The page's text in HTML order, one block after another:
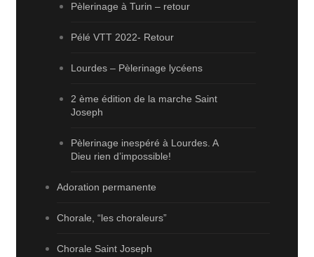
Pèlerinage à Turin – retour
Pélé VTT 2022- Retour
Lourdes – Pèlerinage lycéens
2 ème édition de la marche Saint
Joseph
Pèlerinage inespéré à Lourdes. A
Dieu rien d’impossible!
Adoration permanente
Chorale, “les choraleurs”
Chorale Saint Joseph